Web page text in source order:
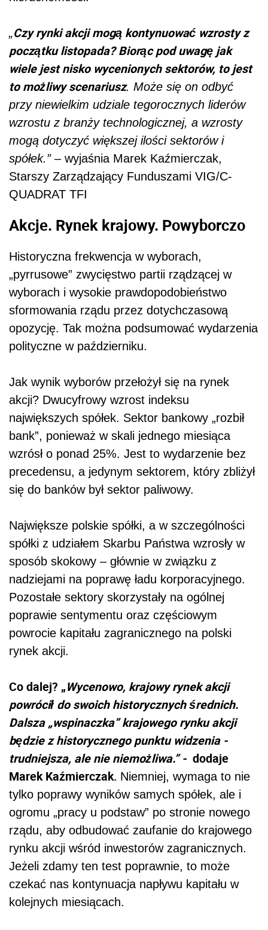
„Czy rynki akcji mogą kontynuować wzrosty z
początku listopada? Biorąc pod uwagę jak
wiele jest nisko wycenionych sektorów, to jest
to możliwy scenariusz. Może się on odbyć
przy niewielkim udziale tegorocznych liderów
wzrostu z branży technologicznej, a wzrosty
mogą dotyczyć większej ilości sektorów i
spółek.” – wyjaśnia Marek Kaźmierczak,
Starszy Zarządzający Funduszami VIG/C-
QUADRAT TFI
Akcje. Rynek krajowy. Powyborczo
Historyczna frekwencja w wyborach,
„pyrrusowe” zwycięstwo partii rządzącej w
wyborach i wysokie prawdopodobieństwo
sformowania rządu przez dotychczasową
opozycję. Tak można podsumować wydarzenia
polityczne w październiku.
Jak wynik wyborów przełożył się na rynek
akcji? Dwucyfrowy wzrost indeksu
największych spółek. Sektor bankowy „rozbił
bank”, ponieważ w skali jednego miesiąca
wzrósł o ponad 25%. Jest to wydarzenie bez
precedensu, a jedynym sektorem, który zbliżył
się do banków był sektor paliwowy.
Największe polskie spółki, a w szczególności
spółki z udziałem Skarbu Państwa wzrosły w
sposób skokowy – głównie w związku z
nadziejami na poprawę ładu korporacyjnego.
Pozostałe sektory skorzystały na ogólnej
poprawie sentymentu oraz częściowym
powrocie kapitału zagranicznego na polski
rynek akcji.
Co dalej? „Wycenowo, krajowy rynek akcji
powrócił do swoich historycznych średnich.
Dalsza „wspinaczka” krajowego rynku akcji
będzie z historycznego punktu widzenia -
trudniejsza, ale nie niemożliwa.” - dodaje
Marek Kaźmierczak. Niemniej, wymaga to nie
tylko poprawy wyników samych spółek, ale i
ogromu „pracy u podstaw” po stronie nowego
rządu, aby odbudować zaufanie do krajowego
rynku akcji wśród inwestorów zagranicznych.
Jeżeli zdamy ten test poprawnie, to może
czekać nas kontynuacja napływu kapitału w
kolejnych miesiącach.